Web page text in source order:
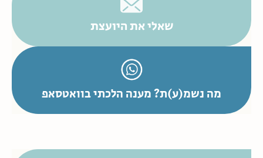
שאלי את היועצת
מה נשמ(ע)ת? מענה הלכתי בוואטסאפ